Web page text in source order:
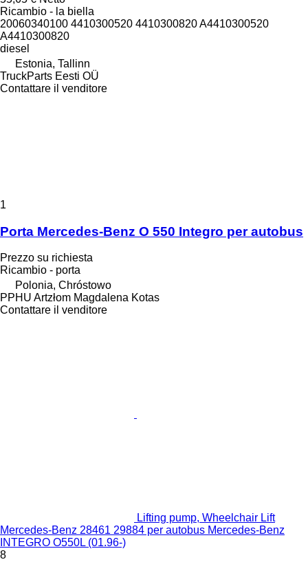
Ricambio - la biella
20060340100 4410300520 4410300820 A4410300520
A4410300820
diesel
Estonia, Tallinn
TruckParts Eesti OÜ
Contattare il venditore
1
Porta Mercedes-Benz O 550 Integro per autobus
Prezzo su richiesta
Ricambio - porta
Polonia, Chróstowo
PPHU Artzłom Magdalena Kotas
Contattare il venditore
Lifting pump, Wheelchair Lift
Mercedes-Benz 28461 29884 per autobus Mercedes-Benz
INTEGRO O550L (01.96-)
8